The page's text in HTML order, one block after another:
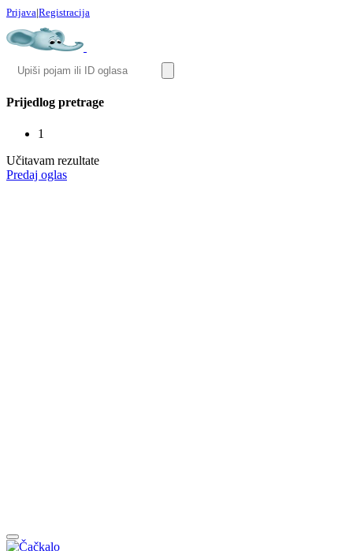
Prijava|Registracija
Prijedlog pretrage
1
Učitavam rezultate
Predaj oglas